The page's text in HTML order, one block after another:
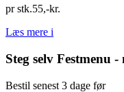
pr stk.55,-kr.
Læs mere i
Steg selv Festmenu
Bestil senest 3 dage før